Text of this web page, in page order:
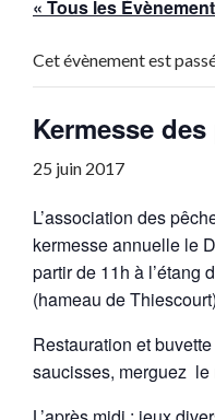
« Tous les
Cet évènement est
Kermesse
25 juin 2017
L’association des
kermesse annuelle le
partir de 11h à l’étang
(hameau de
Restauration et
saucisses, merguez le